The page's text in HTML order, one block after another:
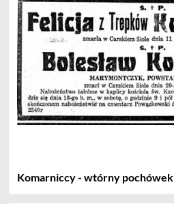
Komarniccy - wtórny pochówek